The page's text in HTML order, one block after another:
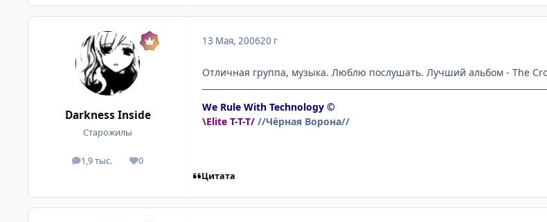
Darkness Inside
Старожилы
1,9 тыс.
посты 0
Репутация
13 Мая, 200620 г
Отличная группа, музыка. Люблю послушать. Лучший альбом - The
We Rule With Technology ©
\Elite T-T-T/ //Чёрная Ворона//
Цитата